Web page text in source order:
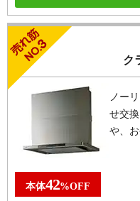
ク
ノー
せ交
や、
本体42%OFF